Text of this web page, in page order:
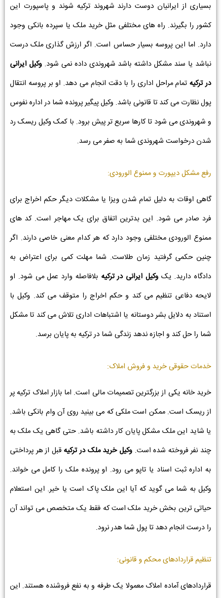
بسیاری از ایرانیان دوست دارند شهروند ترکیه شوند و پاسپورت این
کشور را بگیرند. راه های مختلفی مثل خرید ملک یا سپرده بانکی وجود
دارد. اما این پروسه بسیار حساس است. اگر ارزش گذاری ملک درست
نباشد یا سند مشکل داشته باشد شهروندی داده نمی شود. وکیل ایرانی
در ترکیهتمام مراحل اداری را با دقت انجام می دهد. او بر پروسه انتقال
پول نظارت می کند تا قانونی باشد. وکیل پیگیر پرونده شما در اداره نفوس
و شهروندی می شود تا کارها سریع تر پیش برود. با کمک وکیل ریسک رد
شدن درخواست شهروندی شما به صفر می رسد.
رفع مشکل دیپورت و ممنوع الورودی:
گاهی اوقات به دلیل تمام شدن ویزا یا مشکلات دیگر حکم اخراج برای
فرد صادر می شود. این بدترین اتفاق برای یک مهاجر است. کد های
ممنوع الورودی مختلفی وجود دارد که هر کدام معنی خاصی دارند. اگر
چنین حکمی گرفتید زمان طلاست. شما مهلت کمی برای اعتراض به
دادگاه دارید. یکوکیل ایرانی در ترکیه بلافاصله وارد عمل می شود. او
لایحه دفاعی تنظیم می کند و حکم اخراج را متوقف می کند. وکیل با
استناد به دلایل بشر دوستانه یا اشتباهات اداری تلاش می کند تا مشکل
شما را حل کند و اجازه ندهد زندگی شما در ترکیه به پایان برسد.
خدمات حقوقی خرید و فروش املاک:
خرید خانه یکی از بزرگترین تصمیمات مالی است. اما بازار املاک ترکیه پر
از ریسک است. ممکن است ملکی که می بینید روی آن وام بانکی باشد.
یا شاید این ملک مشکل پایان کار داشته باشد. حتی گاهی یک ملک به
چند نفر فروخته شده است.وکیل خرید ملک در ترکیهقبل از هر پرداختی
به اداره ثبت اسناد یا تاپو می رود. او پرونده ملک را کامل می خواند.
وکیل به شما می گوید که آیا این ملک پاک است یا خیر. این استعلام
حیاتی ترین بخش خرید ملک است که فقط یک متخصص می تواند آن
را درست انجام دهد تا پول شما هدر نرود.
تنظیم قراردادهای محکم و قانونی:
قراردادهای آماده املاک معمولا یک طرفه و به نفع فروشنده هستند. این